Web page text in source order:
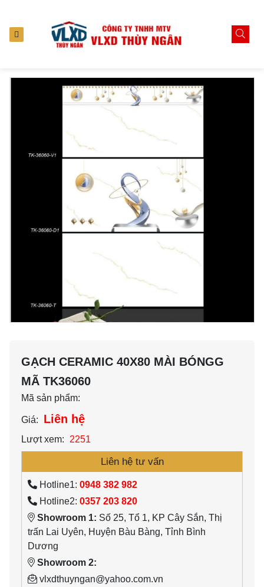
GẠCH CERAMIC 40X80 MÀI BÓNGG
MÃ TK36060
Mã sản phẩm:
Giá: Liên hệ
Lượt xem: 2251
Liên hệ tư vấn
Hotline1: 0948 382 982
Hotline2: 0357 203 820
Showroom 1: Số 25, Tổ 1, KP Cây Sắn, Thị
trấn Lai Uyên, Huyện Bàu Bàng, Tỉnh Bình
Dương
Showroom 2:
vlxdthuyngan@yahoo.com.vn